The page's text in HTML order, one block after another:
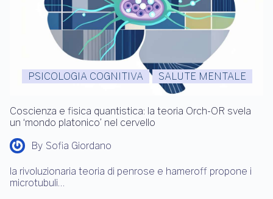
PSICOLOGIA COGNITIVA SALUTE MENTALE
Coscienza e fisica quantistica: la teoria Orch-OR svela
un ‘mondo platonico’ nel cervello
By Sofia Giordano
la rivoluzionaria teoria di penrose e hameroff propone i
microtubuli…